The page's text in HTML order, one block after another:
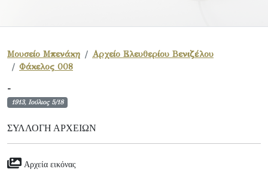
Μουσείο Μπενάκη
Αρχείο Ελευθερίου Βενιζέλου
Φάκελος 008
-
1913, Ιούλιος 5/18
ΣΥΛΛΟΓΉ ΑΡΧΕΊΩΝ
Αρχεία εικόνας